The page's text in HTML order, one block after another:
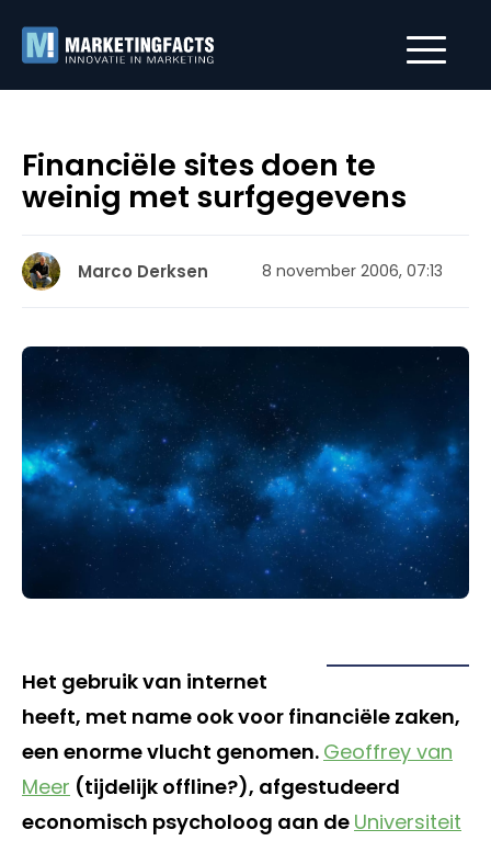
Financiële sites doen te
weinig met surfgegevens
Marco Derksen 8 november 2006, 07:13
Het gebruik van internet
heeft, met name ook voor financiële zaken,
een enorme vlucht genomen. Geoffrey van
Meer (tijdelijk offline?), afgestudeerd
economisch psycholoog aan de Universiteit